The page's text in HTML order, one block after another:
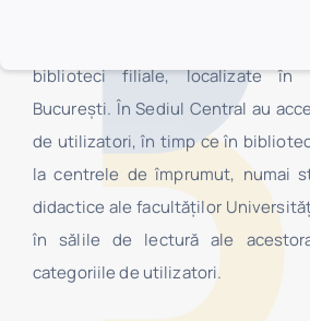
biblioteci filiale, localizate în
Bucureşti. În Sediul Central au
de utilizatori, în timp ce în
la centrele de împrumut, numai
didactice ale facultăților
în sălile de lectură ale
categoriile de utilizatori.